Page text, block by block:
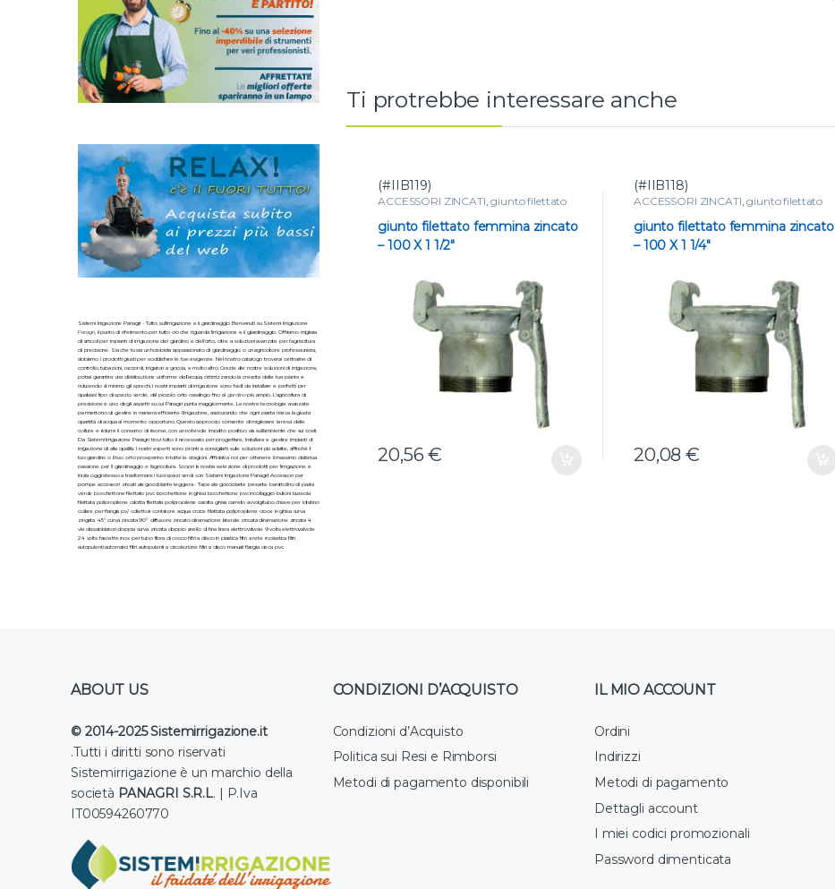
Ti protrebbe interessare anche
(#IIB119)
ACCESSORI ZINCATI ,giunto filettato
giunto filettato femmina zincato
– 100 X 1 1/2″
20,56€
(#IIB118)
ACCESSORI ZINCATI ,giunto filettato
giunto filettato femmina zincato
– 100 X 1 1/4″
20,08€
Sistemi Irrigazione Panagri - Tutto sull'irrigazione e il giardinaggio Benvenuti su Sistemi Irrigazione
Panagri, il punto di riferimento per tutto ciò che riguarda l'irrigazione e il giardinaggio. Offriamo migliaia
di articoli per impianti di irrigazione del giardino e dell'orto, oltre a soluzioni avanzate per l'agricoltura
di precisione. Sia che tu sia un hobbista appassionato di giardinaggio o un agricoltore professionista,
abbiamo i prodotti giusti per soddisfare le tue esigenze. Nel nostro catalogo troverai centraline di
controllo, tubazioni, raccordi, irrigatori a goccia, e molto altro. Grazie alle nostre soluzioni di irrigazione,
potrai garantire una distribuzione uniforme dell'acqua, ottimizzando la crescita delle tue piante e
riducendo al minimo gli sprechi. I nostri impianti di irrigazione sono facili da installare e perfetti per
qualsiasi tipo di spazio verde, dal piccolo orto casalingo fino al giardinopiù ampio. L'agricoltura di
precisione è uno degli aspetti su cui Panagri punta maggiormente. Le nostre tecnologie avanzate
permettono di gestire in maniera efficiente l'irrigazione, assicurando che ogni pianta riceva la giusta
quantità di acqua al momento opportuno. Questo approccio consente di migliorare la resa delle
colture e ridurre il consumo di risorse, con un notevole impatto positivo sia sull'ambiente che sui costi.
Da Sistemi Irrigazione Panagri trovi tutto il necessario per progettare, installare e gestire impianti di
irrigazione di alta qualità. I nostri esperti sono pronti a consigliarti sulle soluzioni più adatte, affinché il
tuo giardino o il tuo orto prosperino in tutte le stagioni. Affidati a noi per ottenere il massimo dalla tua
passione per il giardinaggio e l'agricoltura. Scopri la nostra selezione di prodotti per l'irrigazione e
inizia oggi stesso a trasformare i tuoi spazi verdi con Sistemi Irrigazione Panagri! Accessori per
pompe accessori zincati ala gocciolante leggera - Tape ala gocciolante pesante barattolino di pasta
verde bocchettone filettato pvc bocchettone in ghisa bocchettone pvc incollaggio bulloni bussola
filettata polipropilene calotta filettata polipropilene calotta ghisa carrello avvolgitubo chiave per idratino
collare per flangia pv/ collettori contatore acqua croce filettata polipropilene croce in ghisa curva
zingata 45° curva zincata 90° diffusore zincato diramazione laterale zincata diramazione zincata 4
vie dissabbiatori doppia curva zincata doppio anello di fine linea elettrovalvole 9 volts elettrovalvole
24 volts fascette inox per tubo fibra di cocco filtri a disco in plastica filtri a rete in plastica filtri
autopulenti automatici filtri autopulenti a circolazione filtri a disco manuali flangia cieca pvc.
ABOUT US
© 2014-2025 Sistemirrigazione.it
.Tutti i diritti sono riservati
Sistemirrigazione è un marchio della
società PANAGRI S.R.L. | P.Iva
IT00594260770
CONDIZIONI D’ACQUISTO
Condizioni d’Acquisto
Politica sui Resi e Rimborsi
Metodi di pagamento disponibili
IL MIO ACCOUNT
Ordini
Indirizzi
Metodi di pagamento
Dettagli account
I miei codici promozionali
Password dimenticata